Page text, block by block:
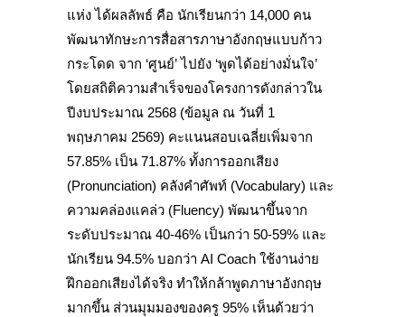
แห่ง ได้ผลลัพธ์ คือ นักเรียนกว่า 14,000 คน
พัฒนาทักษะการสื่อสารภาษาอังกฤษแบบก้าว
กระโดด จาก ‘ศูนย์’ ไปยัง ‘พูดได้อย่างมั่นใจ’
โดยสถิติความสำเร็จของโครงการดังกล่าวใน
ปีงบประมาณ 2568 (ข้อมูล ณ วันที่ 1
พฤษภาคม 2569) คะแนนสอบเฉลี่ยเพิ่มจาก
57.85% เป็น 71.87% ทั้งการออกเสียง
(Pronunciation) คลังคำศัพท์ (Vocabulary) และ
ความคล่องแคล่ว (Fluency) พัฒนาขึ้นจาก
ระดับประมาณ 40-46% เป็นกว่า 50-59% และ
นักเรียน 94.5% บอกว่า AI Coach ใช้งานง่าย
ฝึกออกเสียงได้จริง ทำให้กล้าพูดภาษาอังกฤษ
มากขึ้น ส่วนมุมมองของครู 95% เห็นด้วยว่า